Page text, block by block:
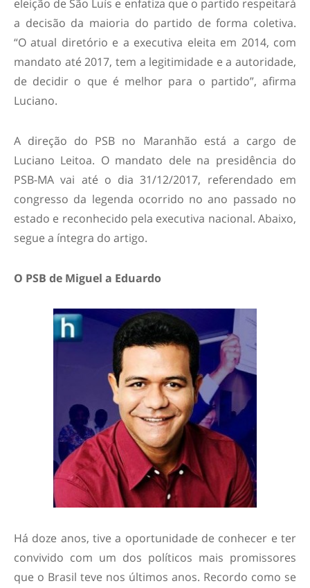
eleição de São Luís e enfatiza que o partido respeitará
a decisão da maioria do partido de forma coletiva.
“O atual diretório e a executiva eleita em 2014, com
mandato até 2017, tem a legitimidade e a autoridade,
de decidir o que é melhor para o partido”, afirma
Luciano.
A direção do PSB no Maranhão está a cargo de
Luciano Leitoa. O mandato dele na presidência do
PSB-MA vai até o dia 31/12/2017, referendado em
congresso da legenda ocorrido no ano passado no
estado e reconhecido pela executiva nacional. Abaixo,
segue a íntegra do artigo.
O PSB de Miguel a Eduardo
Há doze anos, tive a oportunidade de conhecer e ter
convivido com um dos políticos mais promissores
que o Brasil teve nos últimos anos. Recordo como se